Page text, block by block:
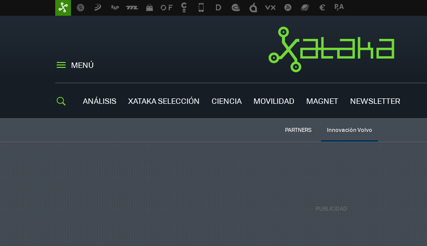
MENÚ
ANÁLISIS XATAKA SELECCIÓN CIENCIA MOVILIDAD MAGNET NEWSLETTER
PARTNERS Innovación Volvo